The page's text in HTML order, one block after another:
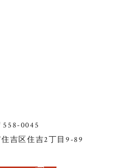
558-0045
吉区住吉2丁目9-89